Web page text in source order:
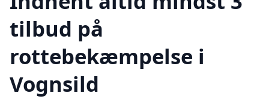
tilbud på
rottebekæmpelse i
Vognsild